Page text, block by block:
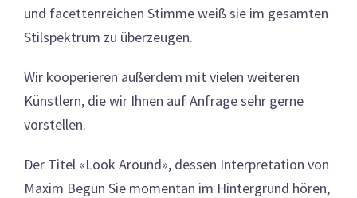
und facettenreichen Stimme weiß sie im gesamten
Stilspektrum zu überzeugen.
Wir kooperieren außerdem mit vielen weiteren
Künstlern, die wir Ihnen auf Anfrage sehr gerne
vorstellen.
Der Titel «Look Around», dessen Interpretation von
Maxim Begun Sie momentan im Hintergrund hören,